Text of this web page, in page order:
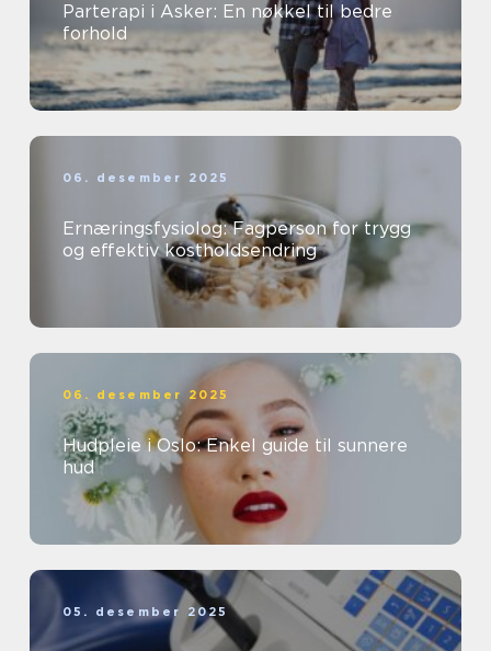
Parterapi i Asker: En nøkkel til bedre
forhold
06. desember 2025
Ernæringsfysiolog: Fagperson for trygg
og effektiv kostholdsendring
06. desember 2025
Hudpleie i Oslo: Enkel guide til sunnere
hud
05. desember 2025